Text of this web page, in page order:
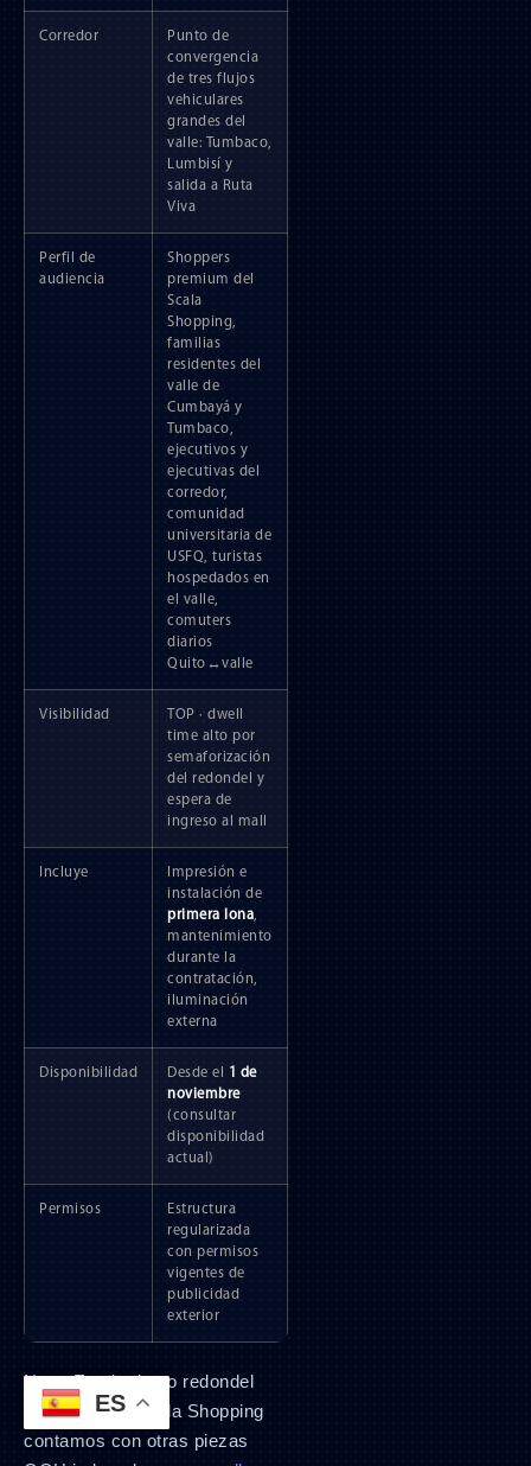
Corredor
Punto de
convergencia
de tres flujos
vehiculares
grandes del
valle: Tumbaco,
Lumbisí y
salida a Ruta
Viva
Perfil de
audiencia
Shoppers
premium del
Scala
Shopping,
familias
residentes del
valle de
Cumbayá y
Tumbaco,
ejecutivos y
ejecutivas del
corredor,
comunidad
universitaria de
USFQ, turistas
hospedados en
el valle,
comuters
diarios
Quito↔valle
Visibilidad
TOP · dwell
time alto por
semaforización
del redondel y
espera de
ingreso al mall
Incluye
Impresión e
instalación de
primera lona,
mantenimiento
durante la
contratación,
iluminación
externa
Disponibilidad Desde el
1 de
noviembre
(consultar
disponibilidad
actual)
Permisos
Estructura
regularizada
con permisos
vigentes de
publicidad
exterior
Nota: En el mismo redondel
de acceso al Scala Shopping
contamos con otras piezas
ES